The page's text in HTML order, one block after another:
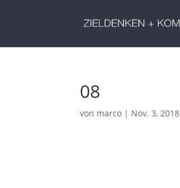
08
von marco | Nov. 3, 2018